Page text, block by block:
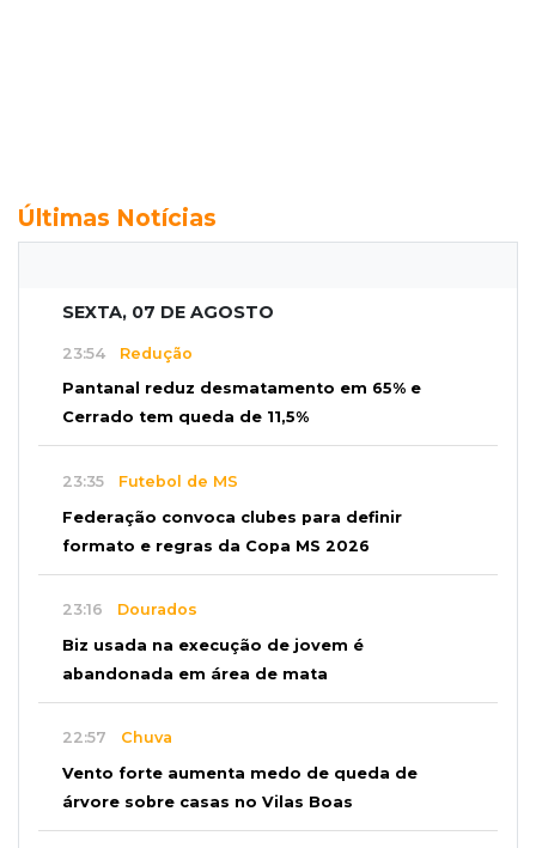
Últimas Notícias
SEXTA, 07 DE AGOSTO
23:54 Redução
Pantanal reduz desmatamento em 65% e
Cerrado tem queda de 11,5%
23:35 Futebol de MS
Federação convoca clubes para definir
formato e regras da Copa MS 2026
23:16 Dourados
Biz usada na execução de jovem é
abandonada em área de mata
22:57 Chuva
Vento forte aumenta medo de queda de
árvore sobre casas no Vilas Boas